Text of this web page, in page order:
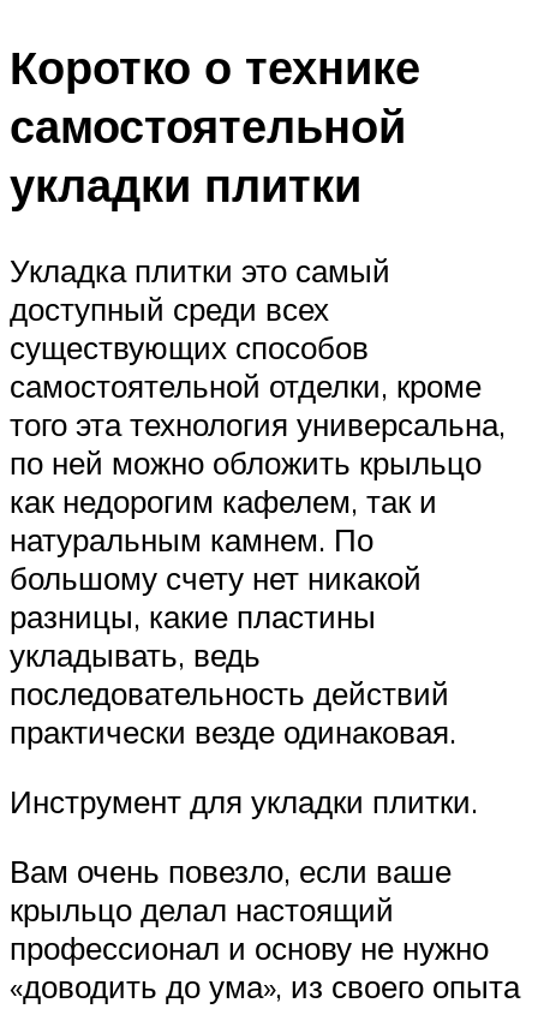
Коротко о технике
самостоятельной
укладки плитки
Укладка плитки это самый
доступный среди всех
существующих способов
самостоятельной отделки, кроме
того эта технология универсальна,
по ней можно обложить крыльцо
как недорогим кафелем, так и
натуральным камнем. По
большому счету нет никакой
разницы, какие пластины
укладывать, ведь
последовательность действий
практически везде одинаковая.
Инструмент для укладки плитки.
Вам очень повезло, если ваше
крыльцо делал настоящий
профессионал и основу не нужно
«доводить до ума», из своего опыта